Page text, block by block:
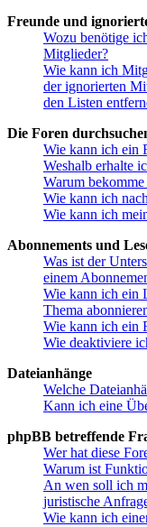
Freunde und
Wozu benötige
Mitglieder?
Wie kann ich
der ignorierten
den Listen
Die Foren
Wie kann ich ein
Weshalb erhalte
Warum
Wie kann ich
Wie kann ich
Abonnements und
Was ist der
einem
Wie kann ich ein
Thema
Wie kann ich ein
Wie deaktiviere
Dateianhänge
Welche
Kann ich eine
phpBB betreffende
Wer hat diese
Warum ist
An wen soll ich
juristische
Wie kann ich